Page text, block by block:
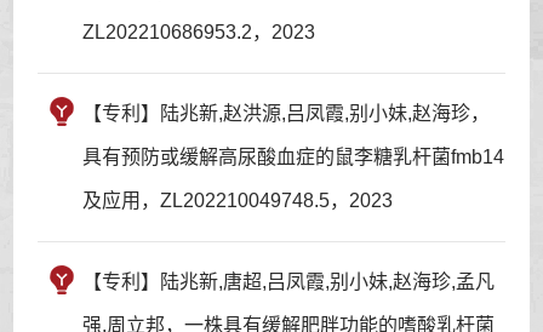
ZL202210686953.2，2023
【专利】陆兆新,赵洪源,吕凤霞,别小妹,赵海珍，
具有预防或缓解高尿酸血症的鼠李糖乳杆菌fmb14
及应用，ZL202210049748.5，2023
【专利】陆兆新,唐超,吕凤霞,别小妹,赵海珍,孟凡
强,周立邦，一株具有缓解肥胖功能的嗜酸乳杆菌